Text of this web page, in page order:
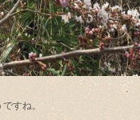
すね。